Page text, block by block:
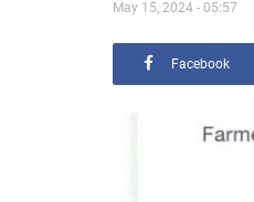
May 15, 2024 - 05:57
Facebook